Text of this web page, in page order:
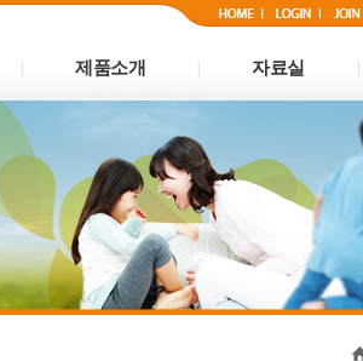
제품소개 자료실